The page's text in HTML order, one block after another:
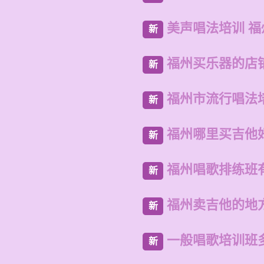
新 美声唱法培训
新 福州买乐器的店
新 福州市流行唱法
新 福州哪里买吉他
新 福州唱歌排练班
新 福州卖吉他的地
新 一般唱歌培训班